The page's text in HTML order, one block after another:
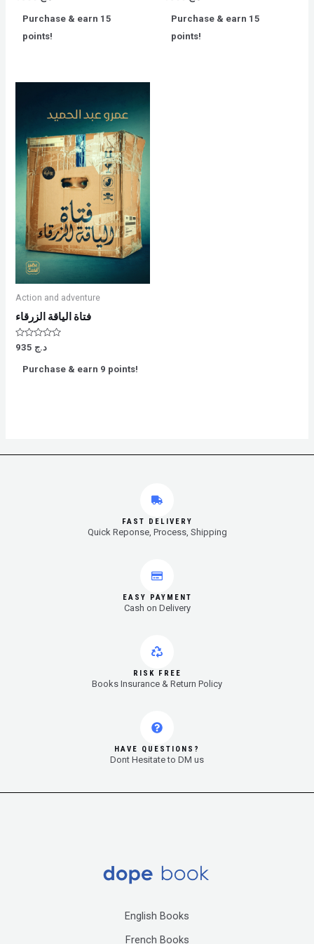
0
ofPurchase & earn 15
points!
0
Purchase & earn 15
points!
Action and adventure
فتاة الياقة الزرقاء
Rated
0
of
د.ج
Purchase & earn 9 points!
FAST DELIVERY
Quick Reponse, Process, Shipping
EASY PAYMENT
Cash on Delivery
RISK FREE
Books Insurance & Return Policy
HAVE QUESTIONS?
Dont Hesitate to DM us
English Books
French Books